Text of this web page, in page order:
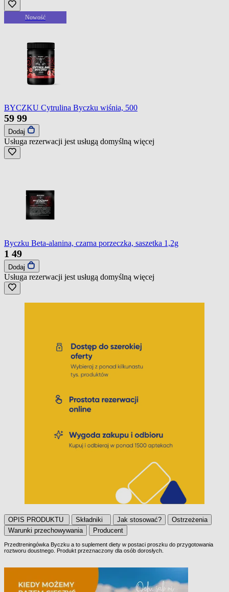
Nowość
BYCZKU Cytrulina Byczku wiśnia, 500
59 99
Dodaj
Usługa rezerwacji jest usługą domyślną więcej
Byczku Beta-alanina, czarna porzeczka, saszetka 1,2g
1 49
Dodaj
Usługa rezerwacji jest usługą domyślną więcej
OPIS PRODUKTU Składniki Jak stosować?
Ostrzeżenia
Warunki przechowywania
Producent
OPIS PRODUKTU
Przedtreningówka Byczku a to suplement diety w postaci proszku do przygotowania
roztworu doustnego. Produkt przeznaczony dla osób dorosłych.